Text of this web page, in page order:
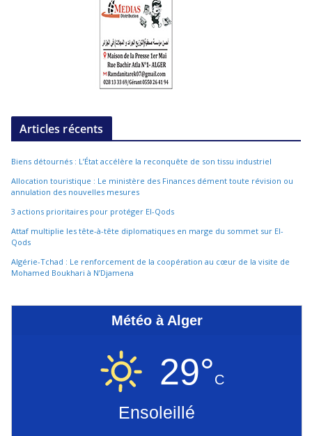
Articles récents
Biens détournés : L’État accélère la reconquête de son tissu industriel
Allocation touristique : Le ministère des Finances dément toute révision ou
annulation des nouvelles mesures
3 actions prioritaires pour protéger El-Qods
Attaf multiplie les tête-à-tête diplomatiques en marge du sommet sur El-
Qods
Algérie-Tchad : Le renforcement de la coopération au cœur de la visite de
Mohamed Boukhari à N’Djamena
Météo à Alger
29°C
Ensoleillé